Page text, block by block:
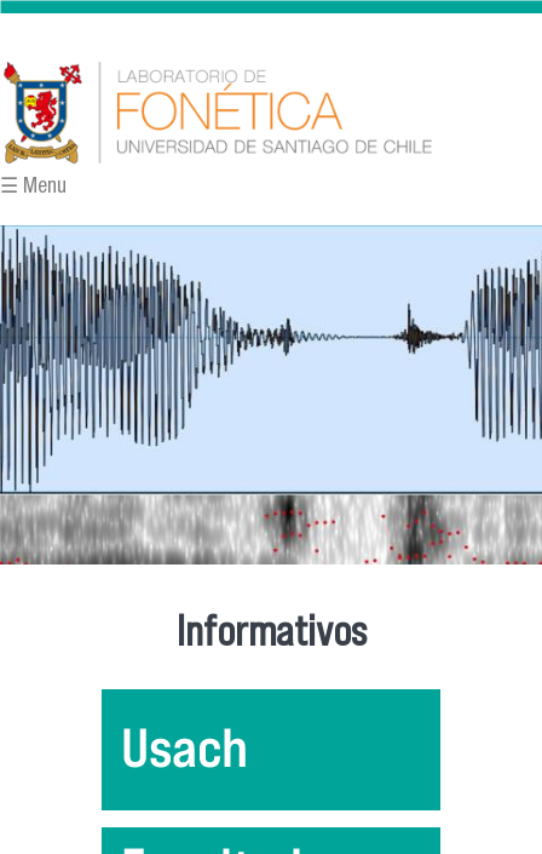
Pasar al contenido principal
☰ Menu
Informativos